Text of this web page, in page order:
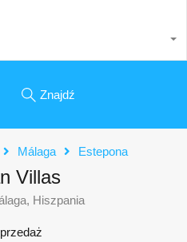
Znajdź
Málaga Estepona
Villas
Hiszpania